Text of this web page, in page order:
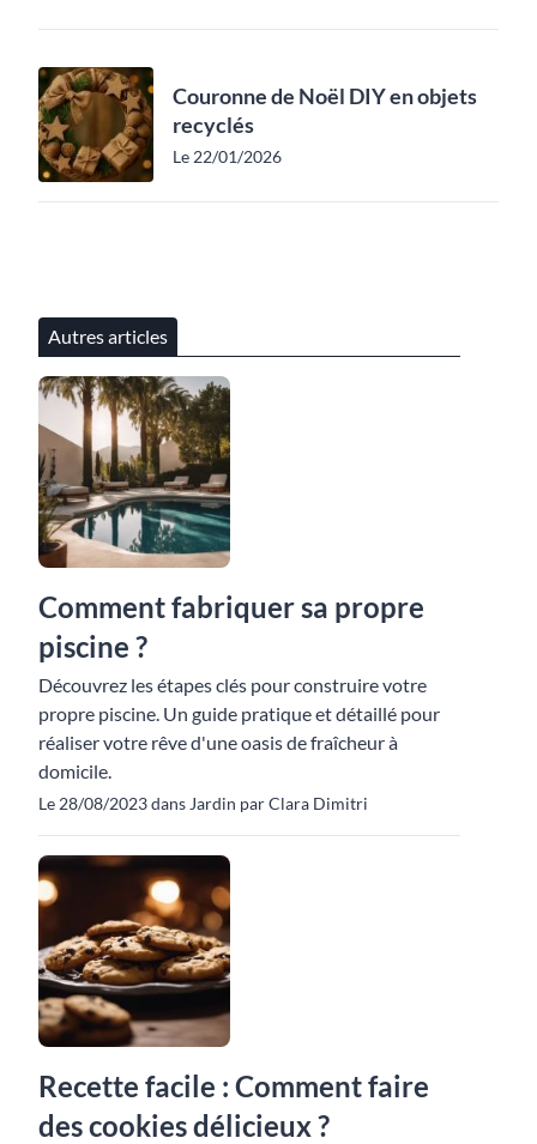
Couronne de Noël DIY en objets
recyclés
Le 22/01/2026
Autres articles
Comment fabriquer sa propre
piscine ?
Découvrez les étapes clés pour construire votre
propre piscine. Un guide pratique et détaillé pour
réaliser votre rêve d'une oasis de fraîcheur à
domicile.
Le 28/08/2023 dans Jardin par Clara Dimitri
Recette facile : Comment faire
des cookies délicieux ?